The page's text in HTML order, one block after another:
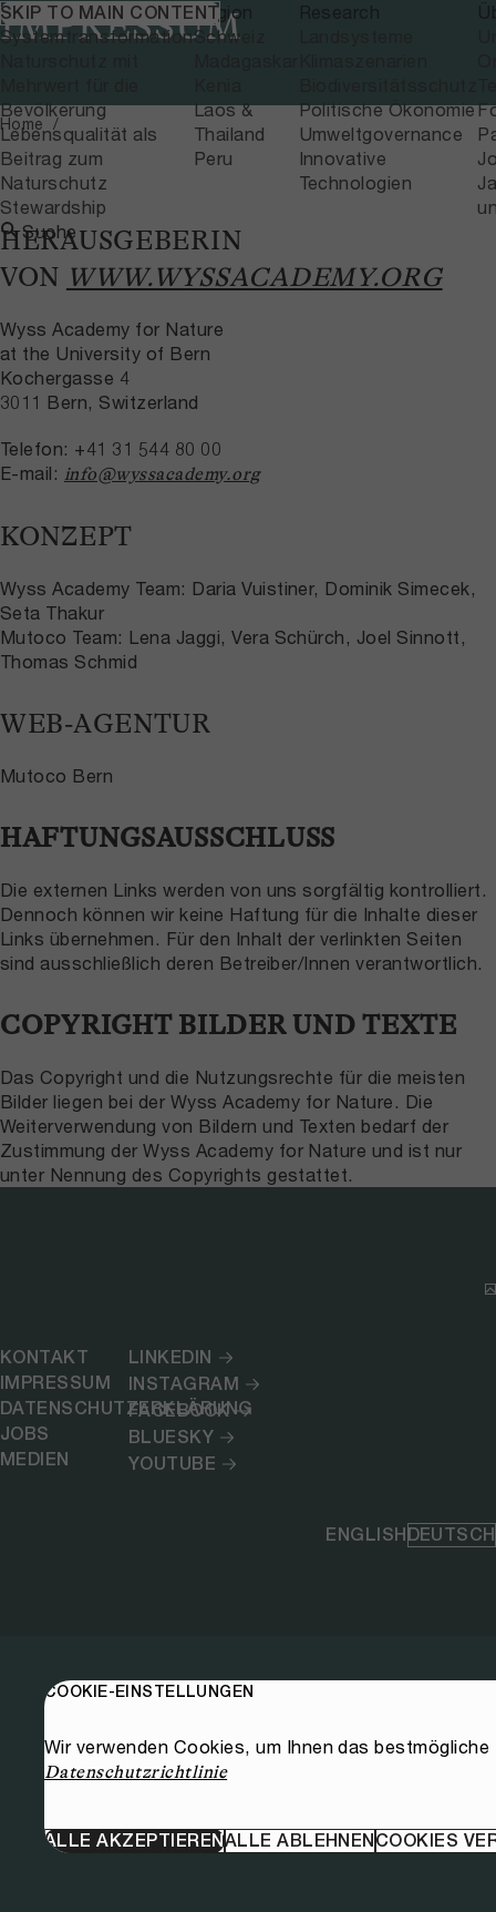
SKIP TO MAIN CONTENT
Themen
Systemtransformation
Bevölkerung
Lebensqualität als
Beitrag zum
Naturschutz
Stewardship
Region
Schweiz
Laos &
Thailand
Peru
Research
Politische Ökonomie
Umweltgovernance
Innovative
Technologien
Suche
IMPRESSUM
Home
HERAUSGEBERIN
VON WWW.WYSSACADEMY.ORG
Wyss Academy for Nature
at the University of Bern
Kochergasse 4
3011 Bern, Switzerland
Telefon: +41 31 544 80 00
E-mail: info@wyssacademy.org
KONZEPT
Wyss Academy Team: Daria Vuistiner, Dominik Simecek,
Seta Thakur
Mutoco Team: Lena Jaggi, Vera Schürch, Joel Sinnott,
Thomas Schmid
WEB-AGENTUR
Mutoco Bern
HAFTUNGSAUSSCHLUSS
Die externen Links werden von uns sorgfältig kontrolliert.
Dennoch können wir keine Haftung für die Inhalte dieser
Links übernehmen. Für den Inhalt der verlinkten Seiten
sind ausschließlich deren Betreiber/Innen verantwortlich.
COPYRIGHT BILDER UND TEXTE
Das Copyright und die Nutzungsrechte für die meisten
Bilder liegen bei der Wyss Academy for Nature. Die
Weiterverwendung von Bildern und Texten bedarf der
Zustimmung der Wyss Academy for Nature und ist nur
unter Nennung des Copyrights gestattet.
KONTAKT
IMPRESSUM
DATENSCHUTZERKLÄRUNG
JOBS
MEDIEN
LINKEDIN
INSTAGRAM
FACEBOOK
BLUESKY
YOUTUBE
ENGLISH DEUTSCH
COOKIE-EINSTELLUNGEN
Wir verwenden Cookies, um Ihnen das
Datenschutzrichtlinie
ALLE AKZEPTIERENALLE ABLEHNEN COOKIES